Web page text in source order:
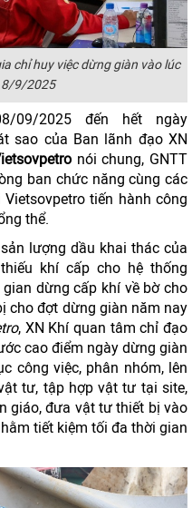
chỉ huy việc dừng giàn vào lúc
8/9/2025
09/2025 đến hết ngày
sao của Ban lãnh đạo XN
nói chung, GNTT
ban chức năng cùng các
tiến hành công
thể.
lượng dầu khai thác của
khí cấp cho hệ thống
dừng cấp khí về bờ cho
cho đợt dừng giàn năm nay
, XN Khí quan tâm chỉ đạo
cao điểm ngày dừng giàn
công việc, phân nhóm, lên
tư, tập hợp vật tư tại site,
giáo, đưa vật tư thiết bị vào
tiết kiệm tối đa thời gian